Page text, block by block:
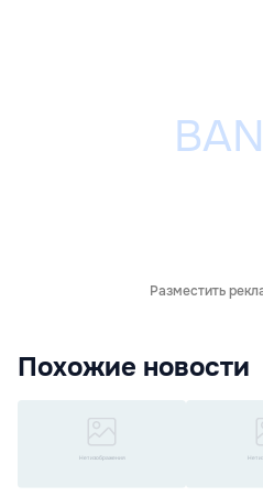
Разместить
Похожие новости